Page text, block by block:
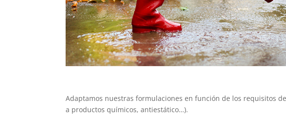
Adaptamos nuestras formulaciones en función de los requisitos
a productos químicos, antiestático…).